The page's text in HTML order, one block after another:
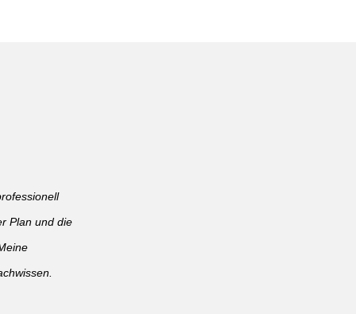
Plan und die